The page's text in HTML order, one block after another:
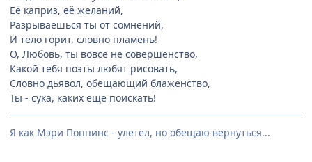
Её каприз, её желаний,
Разрываешься ты от сомнений,
И тело горит, словно пламень!
О, Любовь, ты вовсе не совершенство,
Какой тебя поэты любят рисовать,
Словно дьявол, обещающий блаженство,
Ты - сука, каких еще поискать!
Я как Мэри Поппинс - улетел, но обещаю вернуться...